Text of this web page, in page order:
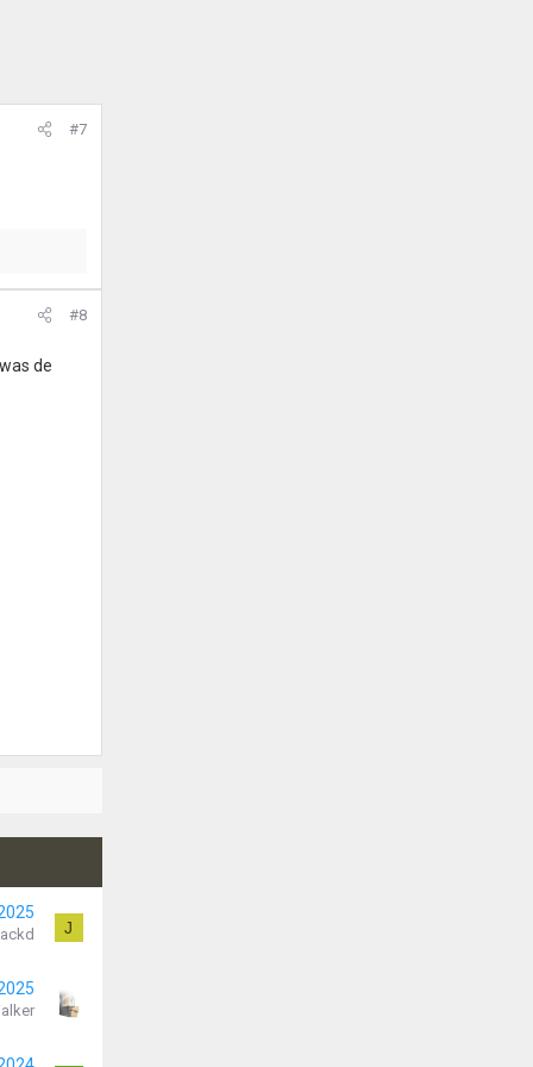
#7
#8
de
J